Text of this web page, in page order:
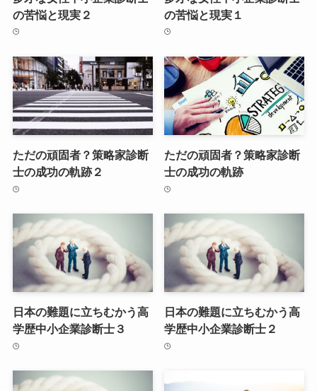
の苦悩と現実２
の苦悩と現実１
ただの頑固者？策略家診断
士の成功の軌跡２
ただの頑固者？策略家診断
士の成功の軌跡
日本の難題に立ちむかう高
学歴中小企業診断士３
日本の難題に立ちむかう高
学歴中小企業診断士２